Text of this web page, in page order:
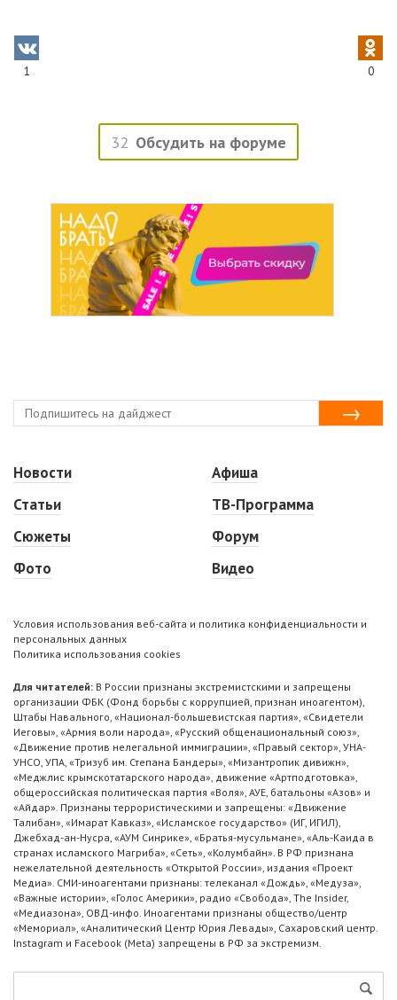
1 0
32 Обсудить на форуме
Новости
Статьи
Сюжеты
Фото
Афиша
ТВ-Программа
Форум
Видео
Условия использования веб-сайта и политика конфиденциальности и
персональных данных
Политика использования cookies
Для читателей: В России признаны экстремистскими и запрещены
организации ФБК (Фонд борьбы с коррупцией, признан иноагентом),
Штабы Навального, «Национал-большевистская партия», «Свидетели
Иеговы», «Армия воли народа», «Русский общенациональный союз»,
«Движение против нелегальной иммиграции», «Правый сектор», УНА-
УНСО, УПА, «Тризуб им. Степана Бандеры», «Мизантропик дивижн»,
«Меджлис крымскотатарского народа», движение «Артподготовка»,
общероссийская политическая партия «Воля», АУЕ, батальоны «Азов» и
«Айдар». Признаны террористическими и запрещены: «Движение
Талибан», «Имарат Кавказ», «Исламское государство» (ИГ, ИГИЛ),
Джебхад-ан-Нусра, «АУМ Синрике», «Братья-мусульмане», «Аль-Каида в
странах исламского Магриба», «Сеть», «Колумбайн». В РФ признана
нежелательной деятельность «Открытой России», издания «Проект
Медиа». СМИ-иноагентами признаны: телеканал «Дождь», «Медуза»,
«Важные истории», «Голос Америки», радио «Свобода», The Insider,
«Медиазона», ОВД-инфо. Иноагентами признаны общество/центр
«Мемориал», «Аналитический Центр Юрия Левады», Сахаровский центр.
Instagram и Facebook (Metа) запрещены в РФ за экстремизм.